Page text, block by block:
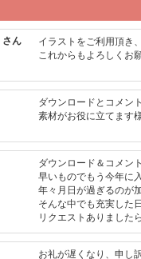
さん
イラストをご利用頂き
これからもよろしくお
ダウンロードとコメン
素材がお役に立てます様
ダウンロード＆コメン
早いものでもう今年に
年々月日が過ぎるのが
そんな中でも充実した
リクエストありました
お礼が遅くなり、申し